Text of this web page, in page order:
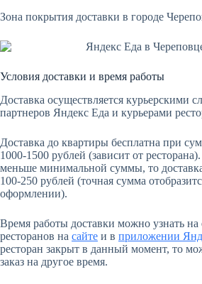
Зона покрытия доставки в городе
Условия доставки и время работы
Доставка осуществляется курьерскими
партнеров Яндекс Еда и курьерами
Доставка до квартиры бесплатна при
1000-1500 рублей (зависит от
меньше минимальной суммы, то доставка
100-250 рублей (точная сумма
оформлении).
Время работы доставки можно узнать на
ресторанов на сайте и в приложении
ресторан закрыт в данный момент, то
заказ на другое время.